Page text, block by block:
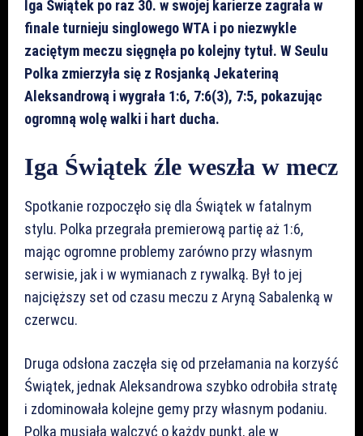
Iga Świątek po raz 30. w swojej karierze zagrała w
finale turnieju singlowego WTA i po niezwykle
zaciętym meczu sięgnęła po kolejny tytuł. W Seulu
Polka zmierzyła się z Rosjanką Jekateriną
Aleksandrową i wygrała 1:6, 7:6(3), 7:5, pokazując
ogromną wolę walki i hart ducha.
Iga Świątek źle weszła w mecz
Spotkanie rozpoczęło się dla Świątek w fatalnym
stylu. Polka przegrała premierową partię aż 1:6,
mając ogromne problemy zarówno przy własnym
serwisie, jak i w wymianach z rywalką. Był to jej
najcięższy set od czasu meczu z Aryną Sabalenką w
czerwcu.
Druga odsłona zaczęła się od przełamania na korzyść
Świątek, jednak Aleksandrowa szybko odrobiła stratę
i zdominowała kolejne gemy przy własnym podaniu.
Polka musiała walczyć o każdy punkt, ale w